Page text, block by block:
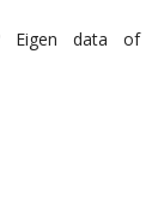
Eigen data of